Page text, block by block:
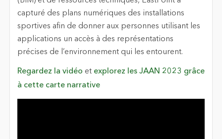
capturé des plans numériques des installations
sportives afin de donner aux personnes utilisant les
applications un accès à des représentations
précises de l’environnement qui les entourent.
Regardez la vidéo et explorez les JAAN 2023 grâce
à cette carte narrative